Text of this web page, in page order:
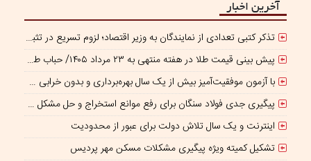
آخرین اخبار
تذکر کتبی تعدادی از نمایندگان به وزیر اقتصاد؛ لزوم تسریع در تثبیت نرخ ارز
پیش بینی قیمت طلا در هفته منتهی به ۲۳ مرداد ۱۴۰۵/ حباب طلا در بازار ایران منفی شد!
با آزمون موفقیت‌آمیز بیش از یک سال بهره‌برداری و بدون خرابی حاصل شد؛ ریموت کنترل و ماژول وایرلس بومی‌سازی شده جرثقیل‌های فولاد هرمزگان، جایگزین نمونه خارجی
پیگیری جدی فولاد سنگان برای رفع موانع استخراج و حل مشکل کمبود سنگ‌آهن
اینترنت و یک سال تلاش دولت برای عبور از محدودیت
تشکیل کمیته ویژه پیگیری مشکلات مسکن مهر پردیس